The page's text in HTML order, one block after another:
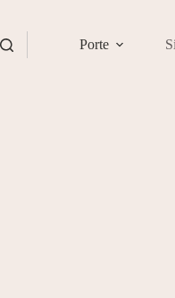
contenuto
Porte